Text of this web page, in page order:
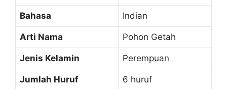
Bahasa Indian
Arti Nama Pohon Getah
Jenis Kelamin Perempuan
Jumlah Huruf 6 huruf